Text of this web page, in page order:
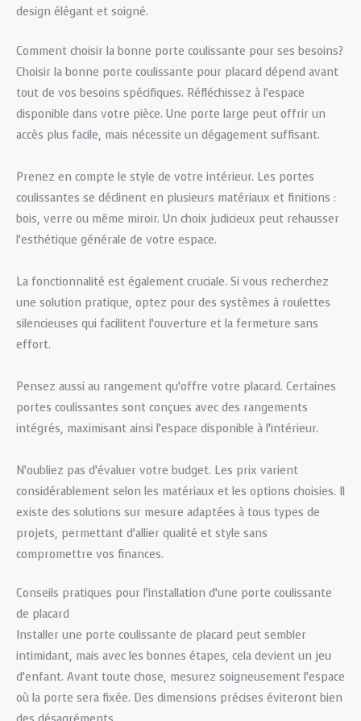
design élégant et soigné.
Comment choisir la bonne porte coulissante pour ses besoins?
Choisir la bonne porte coulissante pour placard dépend avant
tout de vos besoins spécifiques. Réfléchissez à l’espace
disponible dans votre pièce. Une porte large peut offrir un
accès plus facile, mais nécessite un dégagement suffisant.
Prenez en compte le style de votre intérieur. Les portes
coulissantes se déclinent en plusieurs matériaux et finitions :
bois, verre ou même miroir. Un choix judicieux peut rehausser
l’esthétique générale de votre espace.
La fonctionnalité est également cruciale. Si vous recherchez
une solution pratique, optez pour des systèmes à roulettes
silencieuses qui facilitent l’ouverture et la fermeture sans
effort.
Pensez aussi au rangement qu’offre votre placard. Certaines
portes coulissantes sont conçues avec des rangements
intégrés, maximisant ainsi l’espace disponible à l’intérieur.
N’oubliez pas d’évaluer votre budget. Les prix varient
considérablement selon les matériaux et les options choisies. Il
existe des solutions sur mesure adaptées à tous types de
projets, permettant d’allier qualité et style sans
compromettre vos finances.
Conseils pratiques pour l’installation d’une porte coulissante
de placard
Installer une porte coulissante de placard peut sembler
intimidant, mais avec les bonnes étapes, cela devient un jeu
d’enfant. Avant toute chose, mesurez soigneusement l’espace
où la porte sera fixée. Des dimensions précises éviteront bien